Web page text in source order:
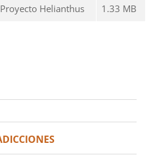
Helianthus
1.33 MB